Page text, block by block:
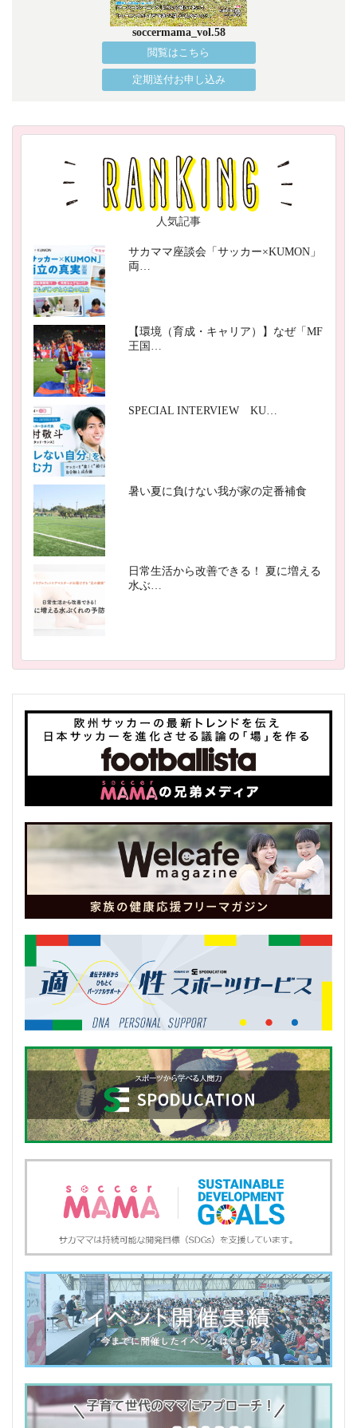
soccermama_vol.58
閲覧はこちら
定期送付お申し込み
人気記事
サカママ座談会「サッカー×KUMON」
両…
【環境（育成・キャリア）】なぜ「MF
王国…
SPECIAL INTERVIEW KU…
暑い夏に負けない我が家の定番補食
日常生活から改善できる！ 夏に増える
水ぶ…